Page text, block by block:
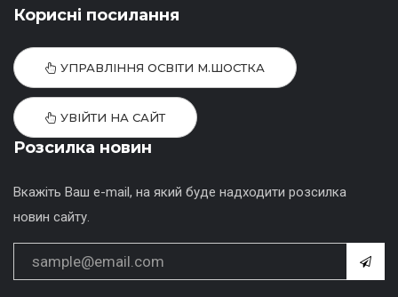
Корисні посилання
УПРАВЛІННЯ ОСВІТИ М.ШОСТКА
УВІЙТИ НА САЙТ
Розсилка новин
Вкажіть Ваш e-mail, на який буде надходити розсилка
новин сайту.